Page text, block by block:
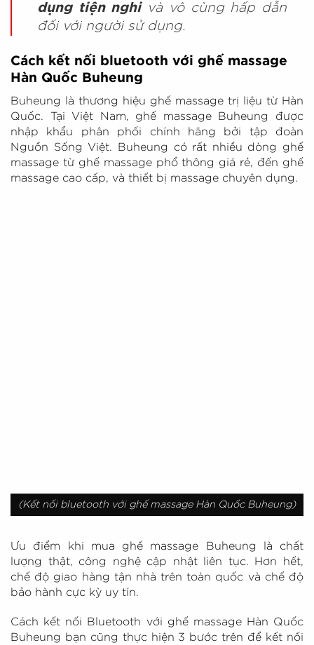
dụng tiện nghivà vô cùng hấp dẫn
đối với người sử dụng.
Cách kết nối bluetooth với ghế massage
Hàn Quốc Buheung
Buheung là thương hiệu ghế massage trị liệu từ Hàn
Quốc. Tại Việt Nam, ghế massage Buheung được
nhập khẩu phân phối chính hãng bởi tập đoàn
Nguồn Sống Việt. Buheung có rất nhiều dòng ghế
massage từ ghế massage phổ thông giá rẻ, đến ghế
massage cao cấp, và thiết bị massage chuyên dụng.
(Kết nối bluetooth với ghế massage Hàn Quốc Buheung)
Ưu điểm khi mua ghế massage Buheung là chất
lượng thật, công nghệ cập nhật liên tục. Hơn hết,
chế độ giao hàng tận nhà trên toàn quốc và chế độ
bảo hành cực kỳ uy tín.
Cách kết nối Bluetooth với ghế massage Hàn Quốc
Buheung bạn cũng thực hiện 3 bước trên để kết nối